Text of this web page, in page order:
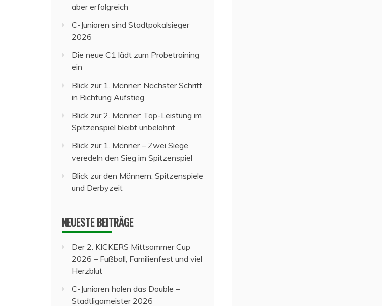
aber erfolgreich
C-Junioren sind Stadtpokalsieger
2026
Die neue C1 lädt zum Probetraining
ein
Blick zur 1. Männer: Nächster Schritt
in Richtung Aufstieg
Blick zur 2. Männer: Top-Leistung im
Spitzenspiel bleibt unbelohnt
Blick zur 1. Männer – Zwei Siege
veredeln den Sieg im Spitzenspiel
Blick zur den Männern: Spitzenspiele
und Derbyzeit
NEUESTE BEITRÄGE
Der 2. KICKERS Mittsommer Cup
2026 – Fußball, Familienfest und viel
Herzblut
C-Junioren holen das Double –
Stadtligameister 2026